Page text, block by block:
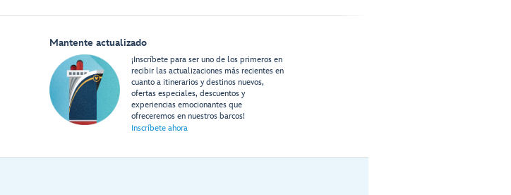
Mantente actualizado
¡Inscríbete para ser uno de los primeros en
recibir las actualizaciones más recientes en
cuanto a itinerarios y destinos nuevos,
ofertas especiales, descuentos y
experiencias emocionantes que
ofreceremos en nuestros barcos!
Inscríbete ahora